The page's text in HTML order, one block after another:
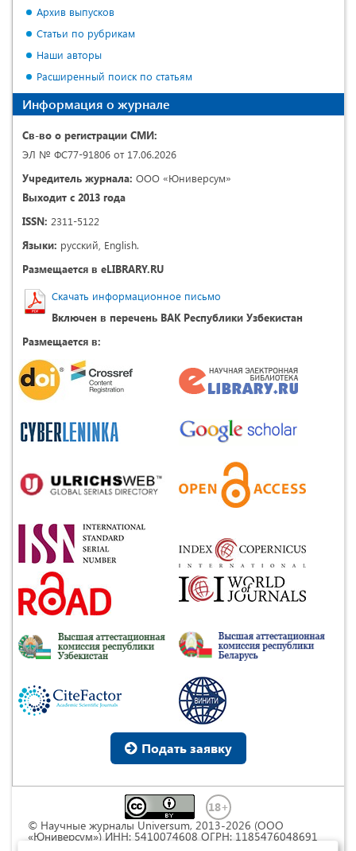
Архив выпусков
Статьи по рубрикам
Наши авторы
Расширенный поиск по статьям
Информация о журнале
Св-во о регистрации СМИ:
ЭЛ № ФС77-91806 от 17.06.2026
Учредитель журнала: ООО «Юниверсум»
Выходит с 2013 года
ISSN: 2311-5122
Языки: русский, English.
Размещается в eLIBRARY.RU
Скачать информационное письмо
Включен в перечень ВАК Республики Узбекистан
Размещается в:
Подать заявку
© Научные журналы Universum, 2013-2026 (ООО
«Юниверсум») ИНН: 5410074608 ОГРН: 1185476048691